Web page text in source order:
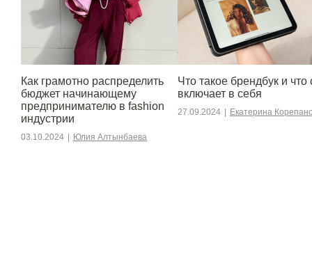
Как грамотно распределить
бюджет начинающему
предпринимателю в fashion
индустрии
03.10.2024 | Юлия Алтынбаева
Что такое брендбук и что
включает в себя
27.09.2024 | Екатерина